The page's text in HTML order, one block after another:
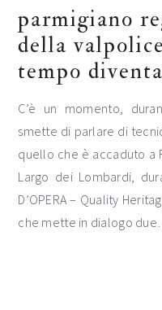
parmigiano
della
tempo
C’è un momento,
smette di parlare di
quello che è accaduto a
Largo dei Lombardi,
D’OPERA – Quality
che mette in dialogo due…